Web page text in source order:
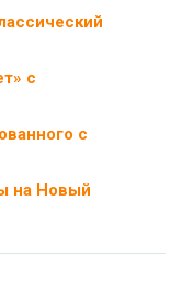
с
с
на Новый